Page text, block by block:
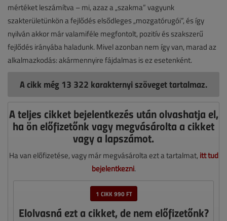
mértéket leszámítva – mi, azaz a „szakma” vagyunk
szakterületünkön a fejlődés elsődleges „mozgatórugói”, és így
nyilván akkor már valamiféle megfontolt, pozitív és szakszerű
fejlődés irányába haladunk. Mivel azonban nem így van, marad az
alkalmazkodás: akármennyire fájdalmas is ez esetenként.
A cikk még 13 322 karakternyi szöveget tartalmaz.
A teljes cikket bejelentkezés után olvashatja el,
ha ön előfizetőnk vagy megvásárolta a cikket
vagy a lapszámot.
Ha van előfizetése, vagy már megvásárolta ezt a tartalmat, itt tud
bejelentkezni.
1 CIKK 990 FT
Elolvasná ezt a cikket, de nem előfizetőnk?